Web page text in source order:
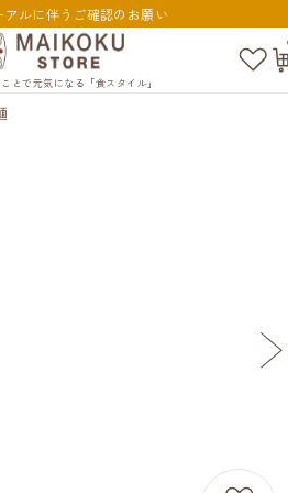
アルに伴うご確認のお願い
とで元気になる「食スタイル」
お
気